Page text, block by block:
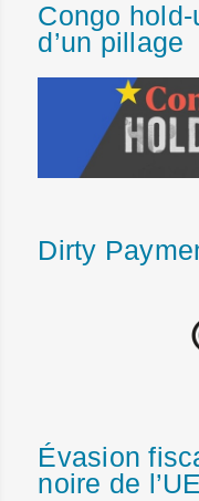
Congo
d’un pillage
Dirty
Évasion
noire de l’UE